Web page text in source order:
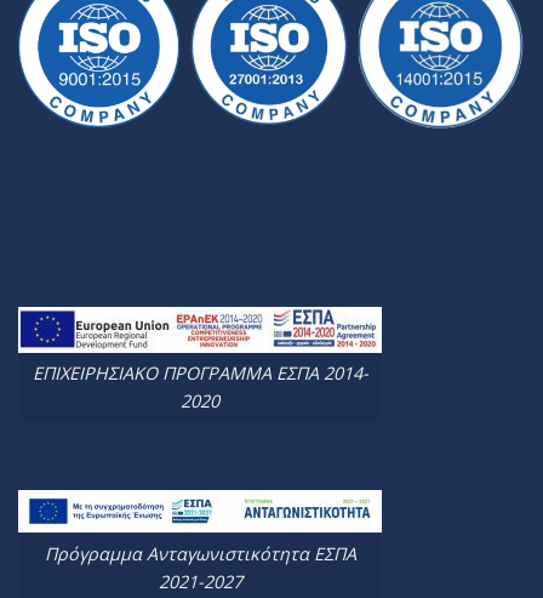
ΕΠΙΧΕΙΡΗΣΙΑΚΟ ΠΡΟΓΡΑΜΜΑ ΕΣΠΑ 2014-
2020
Πρόγραμμα Ανταγωνιστικότητα ΕΣΠΑ
2021-2027